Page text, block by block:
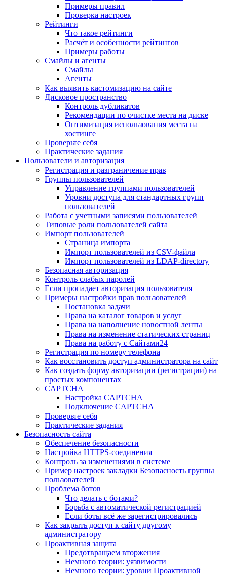
Примеры правил
Проверка настроек
Рейтинги
Что такое рейтинги
Расчёт и особенности рейтингов
Примеры работы
Смайлы и агенты
Смайлы
Агенты
Как выявить кастомизацию на сайте
Дисковое пространство
Контроль дубликатов
Рекомендации по очистке места на диске
Оптимизация использования места на
хостинге
Проверьте себя
Практические задания
Пользователи и авторизация
Регистрация и разграничение прав
Группы пользователей
Управление группами пользователей
Уровни доступа для стандартных групп
пользователей
Работа с учетными записями пользователей
Типовые роли пользователей сайта
Импорт пользователей
Страница импорта
Импорт пользователей из CSV-файла
Импорт пользователей из LDAP-directory
Безопасная авторизация
Контроль слабых паролей
Если пропадает авторизация пользователя
Примеры настройки прав пользователей
Постановка задачи
Права на каталог товаров и услуг
Права на наполнение новостной ленты
Права на изменение статических страниц
Права на работу с Сайтами24
Регистрация по номеру телефона
Как восстановить доступ администратора на сайт
Как создать форму авторизации (регистрации) на
простых компонентах
CAPTCHA
Настройка CAPTCHA
Подключение CAPTCHA
Проверьте себя
Практические задания
Безопасность сайта
Обеспечение безопасности
Настройка HTTPS-соединения
Контроль за изменениями в системе
Пример настроек закладки Безопасность группы
пользователей
Проблема ботов
Что делать с ботами?
Борьба с автоматической регистрацией
Если боты всё же зарегистрировались
Как закрыть доступ к сайту другому
администратору
Проактивная защита
Предотвращаем вторжения
Немного теории: уязвимости
Немного теории: уровни Проактивной